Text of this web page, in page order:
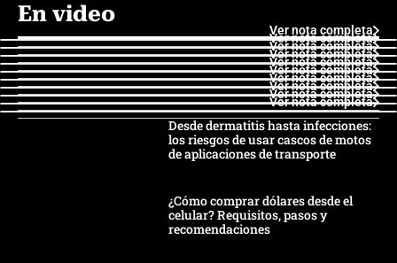
En video
Ver nota completa
Ver nota completa
Ver nota completa
Ver nota completa
Ver nota completa
Ver nota completa
Ver nota completa
Ver nota completa
Ver nota completa
Ver nota completa
Desde dermatitis hasta infecciones:
los riesgos de usar cascos de motos
de aplicaciones de transporte
¿Cómo comprar dólares desde el
celular? Requisitos, pasos y
recomendaciones